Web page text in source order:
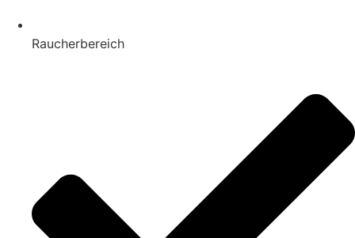
Raucherbereich